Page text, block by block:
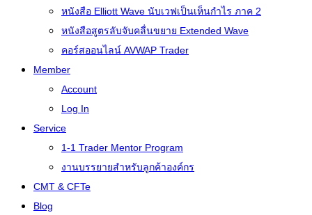
หนังสือ Elliott Wave นับเวฟเป็นเห็นกำไร ภาค 2
หนังสือสูตรลับจับคลื่นขยาย Extended Wave
คอร์สออนไลน์ AVWAP Trader
Member
Account
Log In
Service
1-1 Trader Mentor Program
งานบรรยายสำหรับลูกค้าองค์กร
CMT & CFTe
Blog